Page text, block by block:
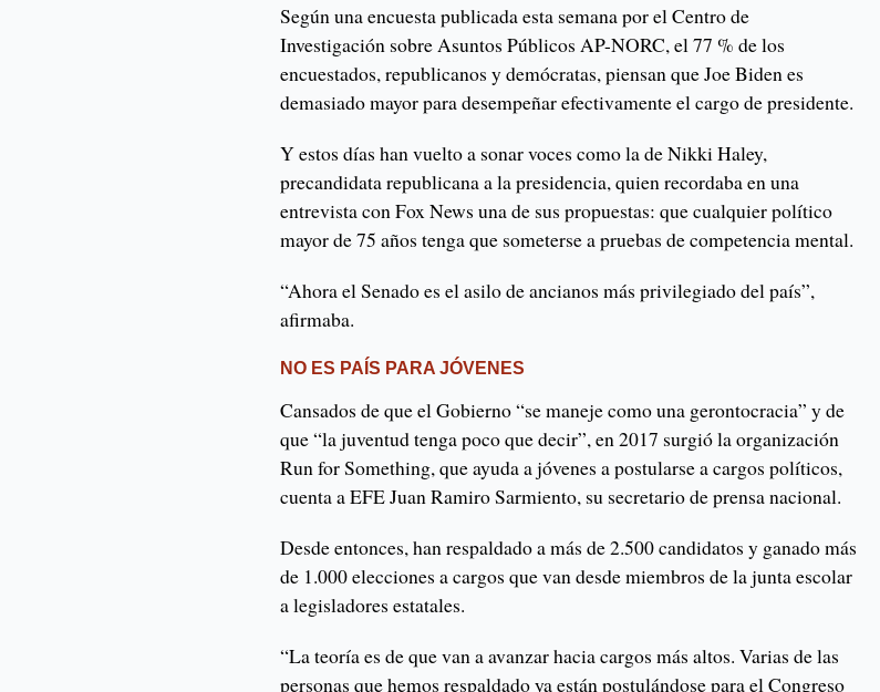
Según una encuesta publicada esta semana por el Centro de
Investigación sobre Asuntos Públicos AP-NORC, el 77 % de los
encuestados, republicanos y demócratas, piensan que Joe Biden es
demasiado mayor para desempeñar efectivamente el cargo de presidente.
Y estos días han vuelto a sonar voces como la de Nikki Haley,
precandidata republicana a la presidencia, quien recordaba en una
entrevista con Fox News una de sus propuestas: que cualquier político
mayor de 75 años tenga que someterse a pruebas de competencia mental.
“Ahora el Senado es el asilo de ancianos más privilegiado del país”,
afirmaba.
NO ES PAÍS PARA JÓVENES
Cansados de que el Gobierno “se maneje como una gerontocracia” y de
que “la juventud tenga poco que decir”, en 2017 surgió la organización
Run for Something, que ayuda a jóvenes a postularse a cargos políticos,
cuenta a EFE Juan Ramiro Sarmiento, su secretario de prensa nacional.
Desde entonces, han respaldado a más de 2.500 candidatos y ganado más
de 1.000 elecciones a cargos que van desde miembros de la junta escolar
a legisladores estatales.
“La teoría es de que van a avanzar hacia cargos más altos. Varias de las
personas que hemos respaldado ya están postulándose para el Congreso